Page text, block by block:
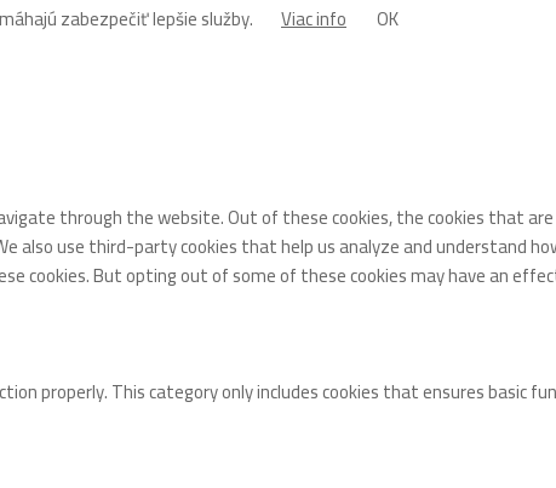
zabezpečiť lepšie služby. Viac info OK
through the website. Out of these cookies, the cookies that
use third-party cookies that help us analyze and understand
cookies. But opting out of some of these cookies may have an
properly. This category only includes cookies that ensures basic